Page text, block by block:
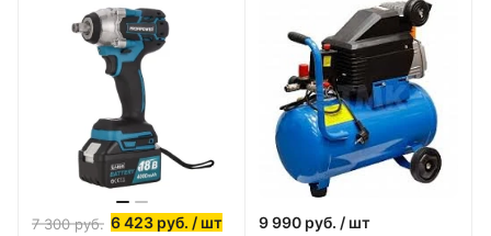
7 300руб. 6 423 руб. / шт
9 990 руб. / шт